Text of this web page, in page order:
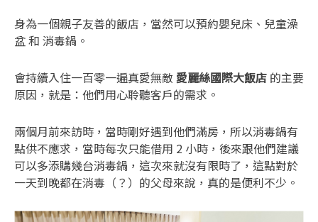
身為一個親子友善的飯店，當然可以預約嬰兒床、兒童澡
盆 和 消毒鍋。
會持續入住一百零一遍真愛無敵 愛麗絲國際大飯店 的主要
原因，就是：他們用心聆聽客戶的需求。
兩個月前來訪時，當時剛好遇到他們滿房，所以消毒鍋有
點供不應求，當時每次只能借用 2 小時，後來跟他們建議
可以多添購幾台消毒鍋，這次來就沒有限時了，這點對於
一天到晚都在消毒（？）的父母來說，真的是便利不少。